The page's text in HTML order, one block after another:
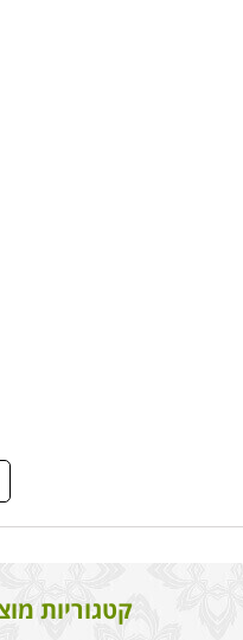
קטגוריות